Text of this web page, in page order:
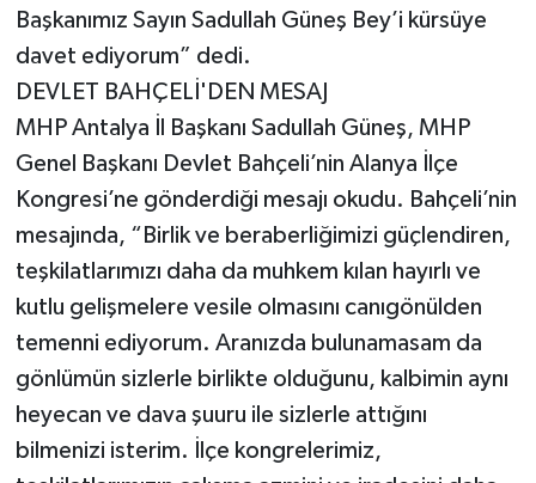
Başkanımız Sayın Sadullah Güneş Bey’i kürsüye
davet ediyorum” dedi.
DEVLET BAHÇELİ'DEN MESAJ
MHP Antalya İl Başkanı Sadullah Güneş, MHP
Genel Başkanı Devlet Bahçeli’nin Alanya İlçe
Kongresi’ne gönderdiği mesajı okudu. Bahçeli’nin
mesajında, “Birlik ve beraberliğimizi güçlendiren,
teşkilatlarımızı daha da muhkem kılan hayırlı ve
kutlu gelişmelere vesile olmasını canıgönülden
temenni ediyorum. Aranızda bulunamasam da
gönlümün sizlerle birlikte olduğunu, kalbimin aynı
heyecan ve dava şuuru ile sizlerle attığını
bilmenizi isterim. İlçe kongrelerimiz,